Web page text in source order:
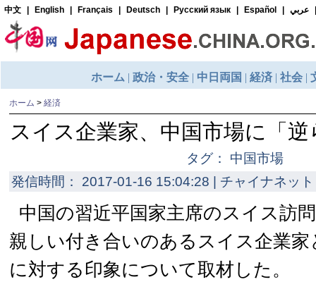
ホーム > 経済
スイス企業家、中国市場に「
タグ： 中国市場
発信時間： 2017-01-16 15:04:28 | チャイナネッ
中国の習近平国家主席のスイス訪
親しい付き合いのあるスイス企業家
に対する印象について取材した。